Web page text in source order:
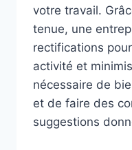
votre travail.
tenue, une
rectifications
activité et
nécessaire de
et de faire des
suggestions